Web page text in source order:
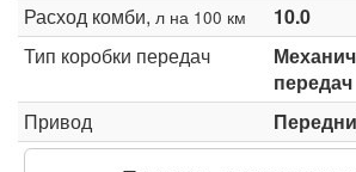
Расход комби, л на 100 км
10.0
Тип коробки передач
передач
Привод